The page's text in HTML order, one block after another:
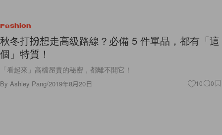
Fashion
秋冬打扮想走高級路線？必備 5 件單品，都有「這
個」特質！
「看起來」高檔昂貴的秘密，都離不開它！
By Ashley Pang/2019年8月20日 10 0